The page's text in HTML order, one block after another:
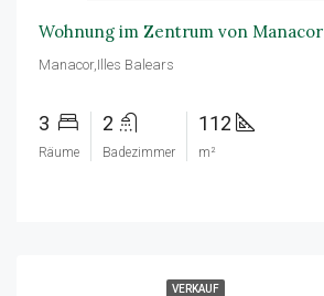
Wohnung im Zentrum von Manacor
Manacor,Illes Balears
3
Räume
2
Badezimmer
112
m²
VERKAUF